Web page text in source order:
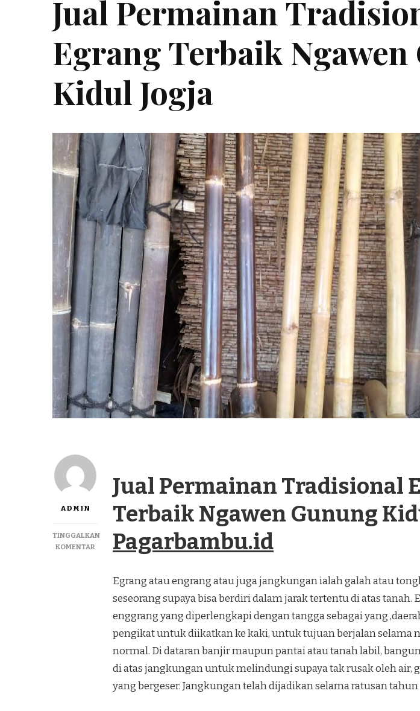
Jual Permainan
Egrang Terbaik Ngawen
Kidul Jogja
ADMIN
TINGGALKAN
KOMENTARPADA
TRADISIONAL
TERBAIK
NGAWEN
KIDUL
JOGJA
Jual Permainan Tradisional
Terbaik Ngawen Gunung
Pagarbambu.id
Egrang atau engrang atau juga jangkungan ialah galah atau
seseorang supaya bisa berdiri dalam jarak tertentu di atas tanah.
enggrang yang diperlengkapi dengan tangga sebagai yang
pengikat untuk diikatkan ke kaki, untuk tujuan berjalan selama
normal. Di dataran banjir maupun pantai atau tanah labil,
di atas jangkungan untuk melindungi supaya tak rusak oleh air,
yang bergeser. Jangkungan telah dijadikan selama ratusan tahun